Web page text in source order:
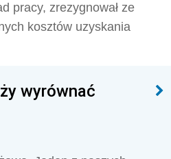
pracy, zrezygnował ze
kosztów uzyskania
wyrównać